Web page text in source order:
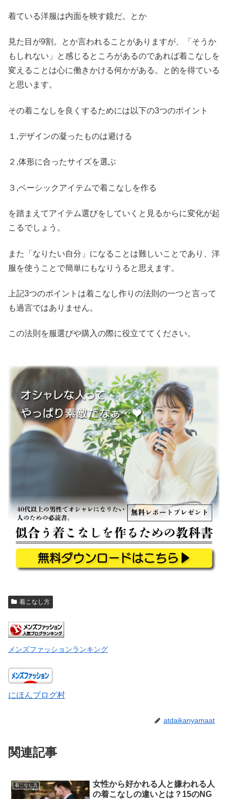
着ている洋服は内面を映す鏡だ。とか
見た目が9割。とか言われることがありますが、「そうか
もしれない」と感じるところがあるのであれば着こなしを
変えることは心に働きかける何かがある。と的を得ている
と思います。
その着こなしを良くするためには以下の3つのポイント
１,デザインの凝ったものは避ける
２,体形に合ったサイズを選ぶ
３,ベーシックアイテムで着こなしを作る
を踏まえてアイテム選びをしていくと見るからに変化が起
こるでしょう。
また「なりたい自分」になることは難しいことであり、洋
服を使うことで簡単にもなりうると思えます。
上記3つのポイントは着こなし作りの法則の一つと言って
も過言ではありません。
この法則を服選びや購入の際に役立ててください。
着こなし方
メンズファッションランキング
にほんブログ村
atdaikanyamaat
関連記事
着こなし方
女性から好かれる人と嫌われる人
の着こなしの違いとは？15のNG